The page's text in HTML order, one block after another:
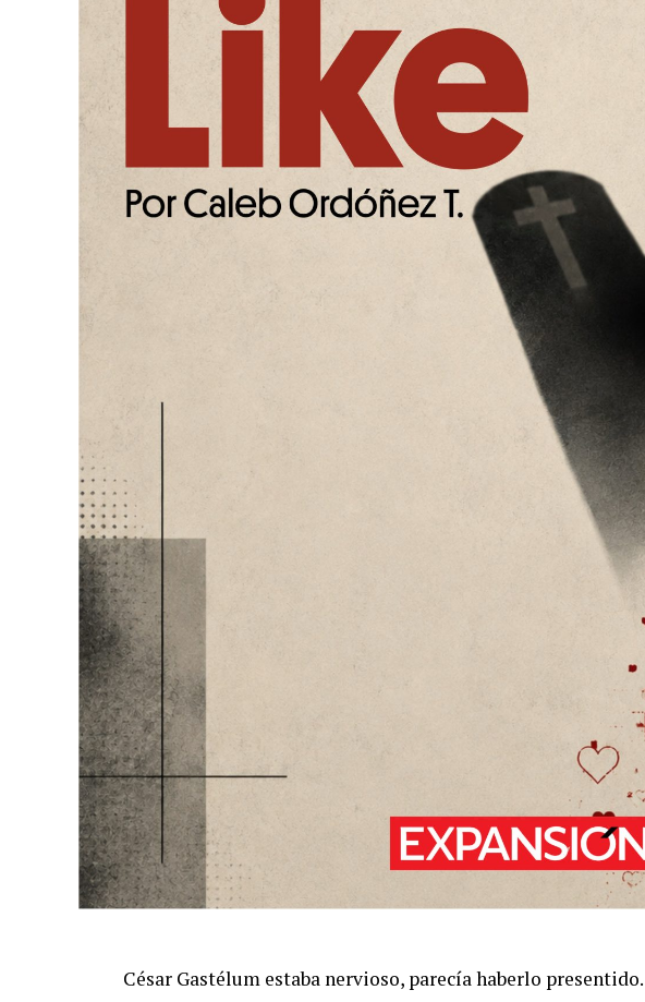
César Gastélum estaba nervioso, parecía haberlo presentido.